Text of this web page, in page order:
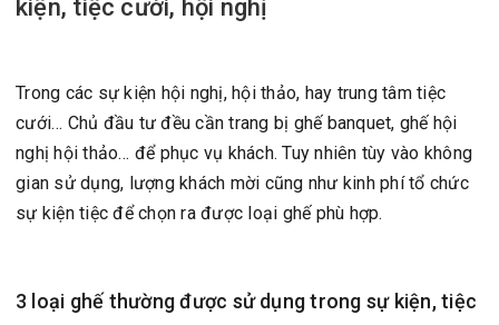
kiện, tiệc cưới, hội nghị
Trong các sự kiện hội nghị, hội thảo, hay trung tâm tiệc
cưới… Chủ đầu tư đều cần trang bị ghế banquet, ghế hội
nghị hội thảo… để phục vụ khách. Tuy nhiên tùy vào không
gian sử dụng, lượng khách mời cũng như kinh phí tổ chức
sự kiện tiệc để chọn ra được loại ghế phù hợp.
3 loại ghế thường được sử dụng trong sự kiện, tiệc